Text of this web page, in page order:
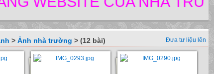
Đưa tư liệu lên
> Ảnh nhà trường > (12 bài)